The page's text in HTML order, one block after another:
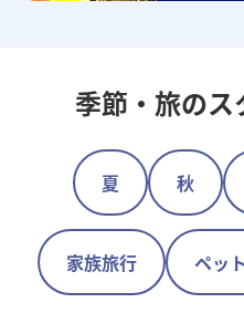
季節・旅の
夏 秋
家族旅行 ペッ